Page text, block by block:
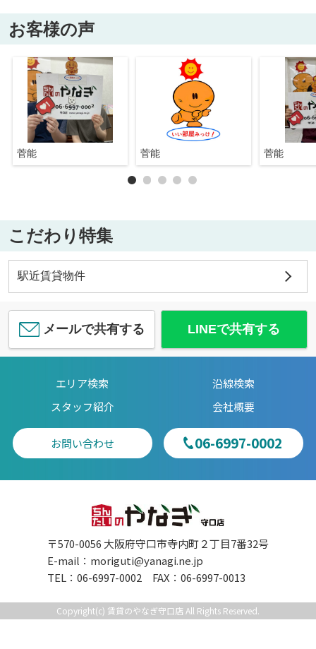
お客様の声
菅能 菅能 菅能
こだわり特集
駅近賃貸物件
メールで共有する LINEで共有する
エリア検索
沿線検索
スタッフ紹介
会社概要
お問い合わせ 06-6997-0002
〒570-0056 大阪府守口市寺内町２丁目7番32号
E-mail： moriguti@yanagi.ne.jp
TEL：06-6997-0002 FAX：06-6997-0013
Copyright(c) 賃貸のやなぎ守口店 All Rights Reserved.